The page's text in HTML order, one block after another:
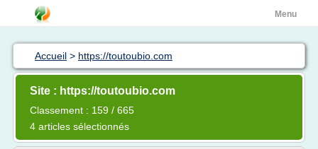
Menu
Accueil > https://toutoubio.com
Site : https://toutoubio.com
Classement : 159 / 665
4 articles sélectionnés